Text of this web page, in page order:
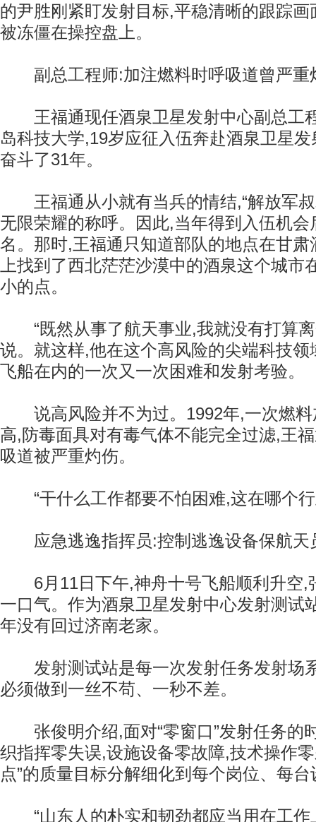
的尹胜刚紧盯发射目标,平稳清晰的跟踪
被冻僵在操控盘上。
副总工程师:加注燃料时呼吸道曾严重
王福通现任酒泉卫星发射中心副总工
岛科技大学,19岁应征入伍奔赴酒泉卫星
奋斗了31年。
王福通从小就有当兵的情结,“解放军叔
无限荣耀的称呼。因此,当年得到入伍机会
名。那时,王福通只知道部队的地点在甘
上找到了西北茫茫沙漠中的酒泉这个城市
小的点。
“既然从事了航天事业,我就没有打算离
说。就这样,他在这个高风险的尖端科技
飞船在内的一次又一次困难和发射考验。
说高风险并不为过。1992年,一次燃料
高,防毒面具对有毒气体不能完全过滤,王
吸道被严重灼伤。
“干什么工作都要不怕困难,这在哪个行
应急逃逸指挥员:控制逃逸设备保航天
6月11日下午,神舟十号飞船顺利升空,
一口气。作为酒泉卫星发射中心发射测试
年没有回过济南老家。
发射测试站是每一次发射任务发射场
必须做到一丝不苟、一秒不差。
张俊明介绍,面对“零窗口”发射任务的
织指挥零失误,设施设备零故障,技术操作
点”的质量目标分解细化到每个岗位、每台
“山东人的朴实和韧劲都应当用在工作